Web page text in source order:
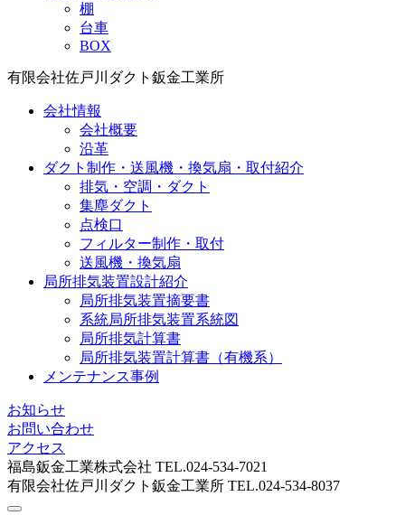
棚
台車
BOX
有限会社佐戸川ダクト鈑金工業所
会社情報
会社概要
沿革
ダクト制作・送風機・換気扇・取付紹介
排気・空調・ダクト
集塵ダクト
点検口
フィルター制作・取付
送風機・換気扇
局所排気装置設計紹介
局所排気装置摘要書
系統局所排気装置系統図
局所排気計算書
局所排気装置計算書（有機系）
メンテナンス事例
お知らせ
お問い合わせ
アクセス
福島鈑金工業株式会社 TEL.024-534-7021
有限会社佐戸川ダクト鈑金工業所 TEL.024-534-8037